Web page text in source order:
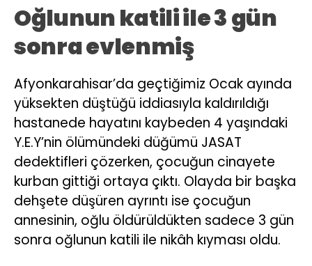
Oğlunun katili ile 3 gün
sonra evlenmiş
Afyonkarahisar’da geçtiğimiz Ocak ayında
yüksekten düştüğü iddiasıyla kaldırıldığı
hastanede hayatını kaybeden 4 yaşındaki
Y.E.Y’nin ölümündeki düğümü JASAT
dedektifleri çözerken, çocuğun cinayete
kurban gittiği ortaya çıktı. Olayda bir başka
dehşete düşüren ayrıntı ise çocuğun
annesinin, oğlu öldürüldükten sadece 3 gün
sonra oğlunun katili ile nikâh kıyması oldu.